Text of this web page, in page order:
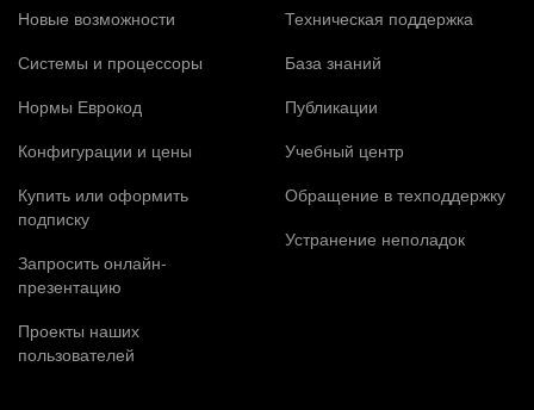
Новые возможности
Системы и процессоры
Нормы Еврокод
Конфигурации и цены
Купить или оформить
подписку
Запросить онлайн-
презентацию
Проекты наших
пользователей
Техническая поддержка
База знаний
Публикации
Учебный центр
Обращение в техподдержку
Устранение неполадок